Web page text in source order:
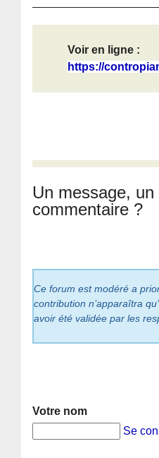
Voir en ligne :
https://
Un message, un
commentaire ?
Ce forum est modéré a
contribution n’apparaîtra
avoir été validée par les
Votre nom
Se